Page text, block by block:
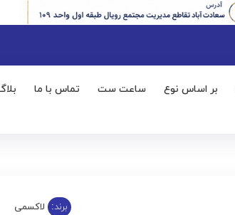
بر اساس نوع ساعت ست تماس با ما
برند: لاکسمی